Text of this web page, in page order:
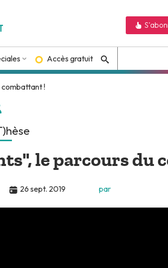
Accès gratuit
combattant !
le parcours du
26 sept. 2019 par